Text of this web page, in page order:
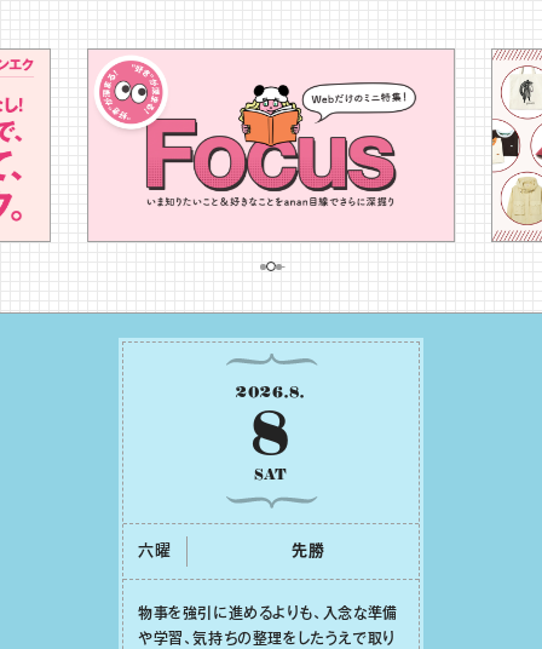
2026.8.
8
SAT
六曜 先勝
物事を強引に進めるよりも、⼊念な準備
や学習、気持ちの整理をしたうえで取り